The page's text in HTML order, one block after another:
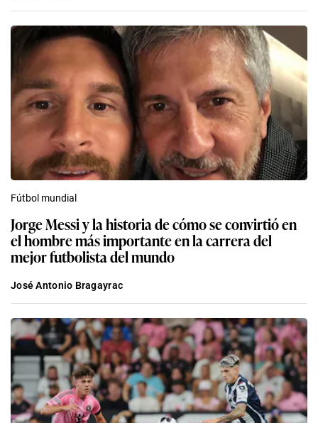
Fútbol mundial
Jorge Messi y la historia de cómo se convirtió en
el hombre más importante en la carrera del
mejor futbolista del mundo
José Antonio Bragayrac